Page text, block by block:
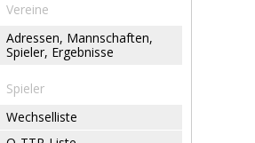
Vereine
Adressen, Mannschaften,
Spieler, Ergebnisse
Spieler
Wechselliste